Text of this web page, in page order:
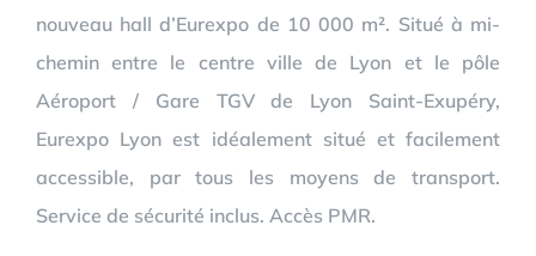
nouveau hall d’Eurexpo de 10 000 m². Situé à mi-
chemin entre le centre ville de Lyon et le pôle
Aéroport / Gare TGV de Lyon Saint-Exupéry,
Eurexpo Lyon est idéalement situé et facilement
accessible, par tous les moyens de transport.
Service de sécurité inclus. Accès PMR.